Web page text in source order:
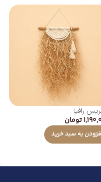
رافیا
تومان
به سبد خرید